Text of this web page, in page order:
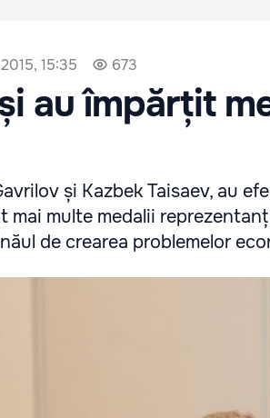
15:35 673
au împărțit
și Kazbek Taisaev, au
mai multe medalii
de crearea problemelor